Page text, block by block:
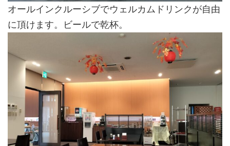
オールインクルーシブでウェルカムドリンクが自由
に頂けます。ビールで乾杯。